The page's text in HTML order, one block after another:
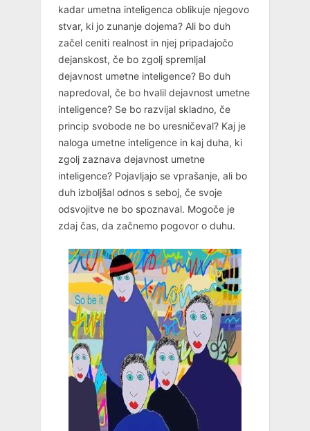
kadar umetna inteligenca oblikuje njegovo
stvar, ki jo zunanje dojema? Ali bo duh
začel ceniti realnost in njej pripadajočo
dejanskost, če bo zgolj spremljal
dejavnost umetne inteligence? Bo duh
napredoval, če bo hvalil dejavnost umetne
inteligence? Se bo razvijal skladno, če
princip svobode ne bo uresničeval? Kaj je
naloga umetne inteligence in kaj duha, ki
zgolj zaznava dejavnost umetne
inteligence? Pojavljajo se vprašanje, ali bo
duh izboljšal odnos s seboj, če svoje
odsvojitve ne bo spoznaval. Mogoče je
zdaj čas, da začnemo pogovor o duhu.